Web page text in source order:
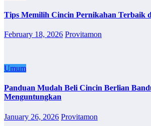
Tips Memilih Cincin Pernikahan Terbaik
February 18, 2026 Provitamon
Umum
Panduan Mudah Beli Cincin Berlian
Menguntungkan
January 26, 2026 Provitamon